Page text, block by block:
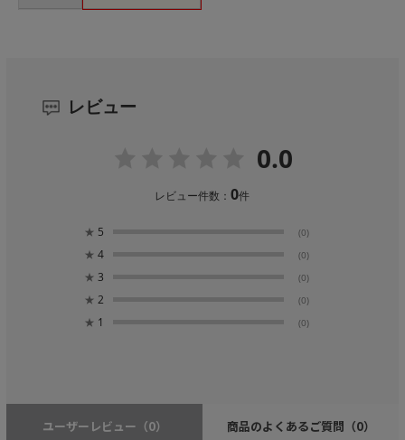
レビュー
0.0
レビュー件数：0件
★ 5 (0)
★ 4 (0)
★ 3 (0)
★ 2 (0)
★ 1 (0)
ユーザーレビュー （0） 商品のよくあるご質問 （0）